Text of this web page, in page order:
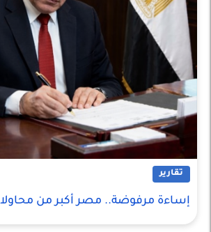
تقارير
إساءة مرفوضة.. مصر أكبر من